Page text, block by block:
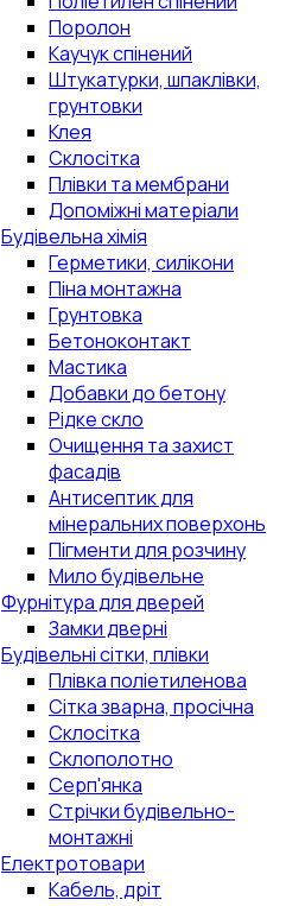
Поролон
Каучук спінений
Штукатурки, шпаклівки,
грунтовки
Клея
Склосітка
Плівки та мембрани
Допоміжні матеріали
Будівельна хімія
Герметики, силікони
Піна монтажна
Грунтовка
Бетоноконтакт
Мастика
Добавки до бетону
Рідке скло
Очищення та захист
фасадів
Антисептик для
мінеральних поверхонь
Пігменти для розчину
Мило будівельне
Фурнітура для дверей
Замки дверні
Будівельні сітки, плівки
Плівка поліетиленова
Сітка зварна, просічна
Склосітка
Склополотно
Серп'янка
Стрічки будівельно-
монтажні
Електротовари
Кабель, дріт